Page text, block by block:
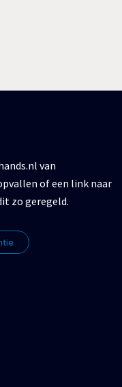
van
of een link naar
zo geregeld.